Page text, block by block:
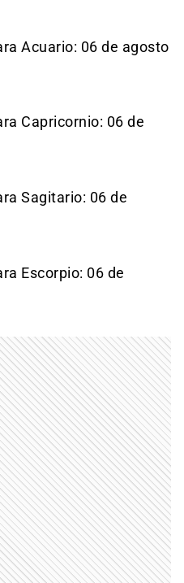
Acuario: 06 de agosto
Capricornio: 06 de
Sagitario: 06 de
Escorpio: 06 de